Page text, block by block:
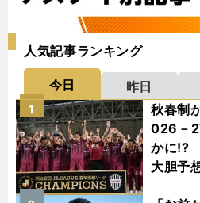
人気記事ランキング
今日 昨日
秋春制
026－
かに!?
大胆予
1